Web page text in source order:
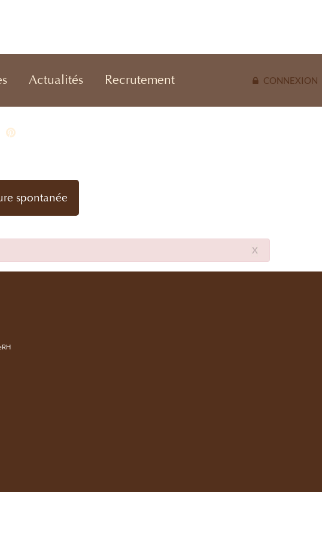
Actualités Recrutement CONNEXION
spontanée
X